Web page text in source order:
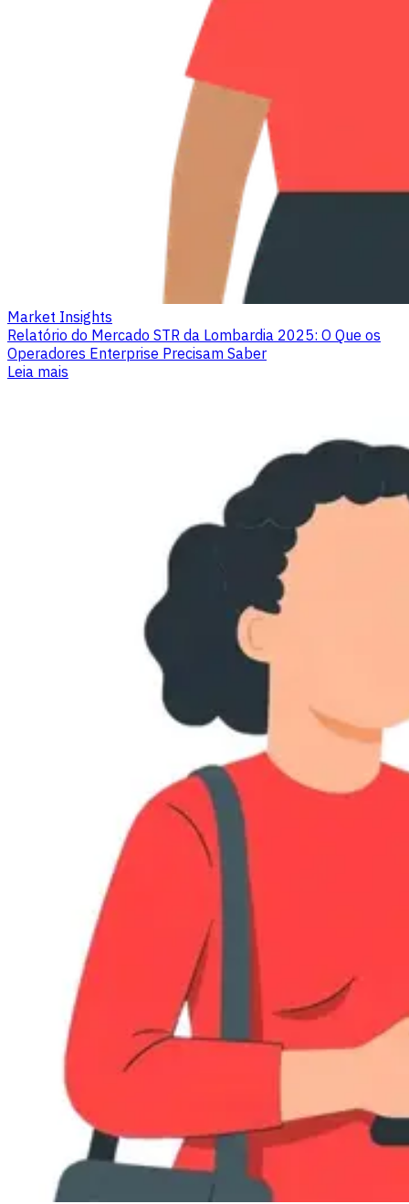
Market Insights
Relatório do Mercado STR da Lombardia 2025: O Que os
Operadores Enterprise Precisam Saber
Leia mais